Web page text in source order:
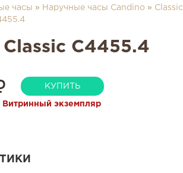
часы » Наручные часы Candino» Classic
C4455.4
КУПИТЬ
Витринный экземпляр